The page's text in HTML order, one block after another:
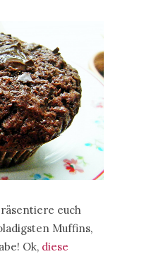
euch
Muffins,
Ok, diese